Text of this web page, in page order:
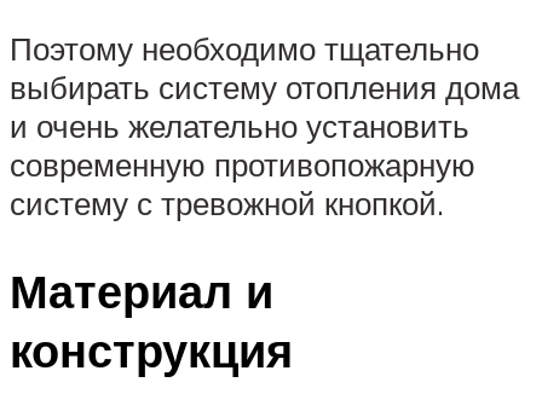
Поэтому необходимо тщательно
выбирать систему отопления дома
и очень желательно установить
современную противопожарную
систему с тревожной кнопкой.
Материал и
конструкция